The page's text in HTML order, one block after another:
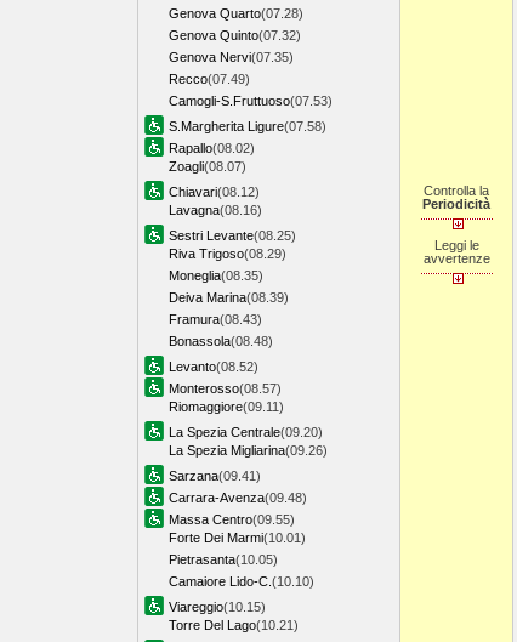
Genova Quarto(07.28)
Genova Quinto(07.32)
Genova Nervi(07.35)
Recco(07.49)
Camogli-S.Fruttuoso(07.53)
S.Margherita Ligure(07.58)
Rapallo(08.02)
Zoagli(08.07)
Chiavari(08.12)
Lavagna(08.16)
Sestri Levante(08.25)
Riva Trigoso(08.29)
Moneglia(08.35)
Deiva Marina(08.39)
Framura(08.43)
Bonassola(08.48)
Levanto(08.52)
Monterosso(08.57)
Riomaggiore(09.11)
La Spezia Centrale(09.20)
La Spezia Migliarina(09.26)
Sarzana(09.41)
Carrara-Avenza(09.48)
Massa Centro(09.55)
Forte Dei Marmi(10.01)
Pietrasanta(10.05)
Camaiore Lido-C. (10.10)
Viareggio(10.15)
Torre Del Lago(10.21)
Controlla la
Periodicità
Leggi le
avvertenze